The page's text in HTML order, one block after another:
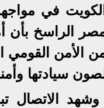
الكويت في
الراسخ بأن
الأمن القومي
سيادتها
وشهد الاتصال